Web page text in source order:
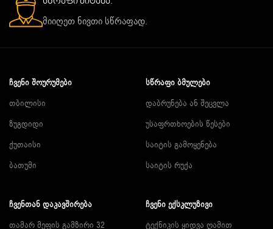
მიიღეთ ნივთი სწრაფად.
ᲩᲕᲔᲜᲘ ᲨᲝᲣᲠᲣᲛᲔᲑᲘ
თბილისი
ზუგდიდი
ქუთაისი
ბათუმი
ᲡᲬᲠᲐᲤᲘ ᲑᲛᲣᲚᲔᲑᲘ
დაბრუნება ან შეცვლა
უსაფრთხოების წესები
საიტის გამოყენება
საიტის რუქა
ᲩᲕᲔᲜᲗᲐᲜ ᲓᲐᲙᲐᲕᲨᲘᲠᲔᲑᲐ
თამარ მეფის გამზირი 32
ᲩᲕᲔᲜᲘ ᲔᲥᲡᲙᲚᲣᲖᲘᲕᲘ
ტექნიკის ყიდვა ღამით